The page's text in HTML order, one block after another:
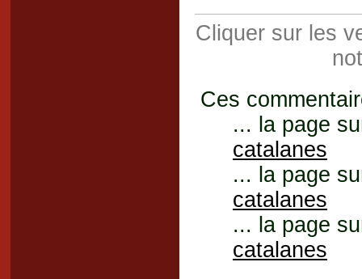
Cliquer sur les
Ces
... la page
catalanes
... la page
catalanes
... la page
catalanes